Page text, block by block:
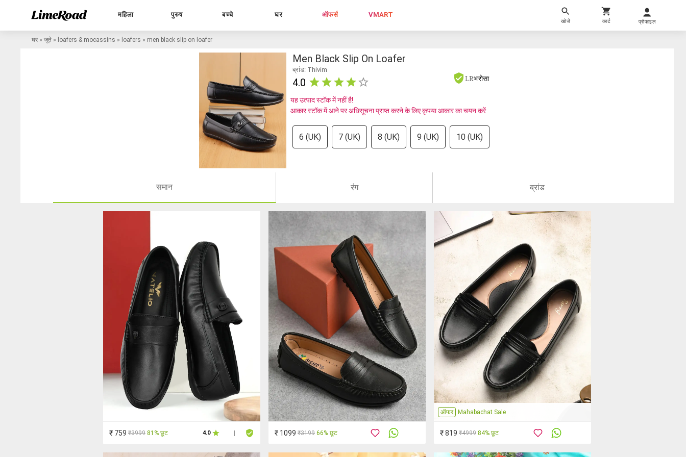
महिला पुरुष बच्चे घर ऑफर्स VMART
खोजें कार्ट प्रोफाइल
घर » जूते » loafers & mocassins » loafers » men black slip on loafer
Men Black Slip On Loafer
ब्रांड: Thivim
4.0 LRभरोसा
यह उत्पाद स्टॉक में नहीं है!
आकार स्टॉक में आने पर अधिसूचना प्राप्त करने के लिए कृपया आकार का चयन करें
6 (UK) 7 (UK) 8 (UK) 9 (UK) 10 (UK)
समान रंग ब्रांड
₹ 759 ₹3999 81% छूट 4.0 ₹ 1099 ₹3199 66% छूट
ऑफर Mahabachat Sale
₹ 819 ₹4999 84% छूट